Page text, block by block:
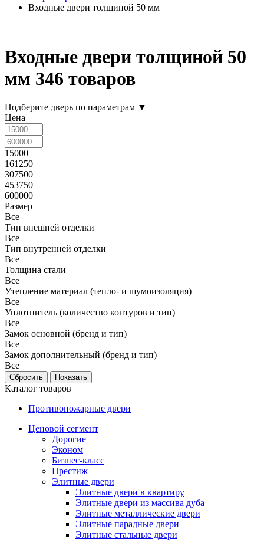
Входные двери толщиной 50 мм
Входные двери толщиной 50
мм 346 товаров
Подберите дверь по параметрам ▼
Цена
15000
161250
307500
453750
600000
Размер
Все
Тип внешней отделки
Все
Тип внутренней отделки
Все
Толщина стали
Все
Утепление материал (тепло- и шумоизоляция)
Все
Уплотнитель (количество контуров и тип)
Все
Замок основной (бренд и тип)
Все
Замок дополнительный (бренд и тип)
Все
Каталог товаров
Противопожарные двери
Ценовой сегмент
Дорогие
Эконом
Бизнес-класс
Престиж
Элитные двери
Элитные двери в квартиру
Элитные двери из массива дуба
Элитные металлические двери
Элитные парадные двери
Элитные стальные двери